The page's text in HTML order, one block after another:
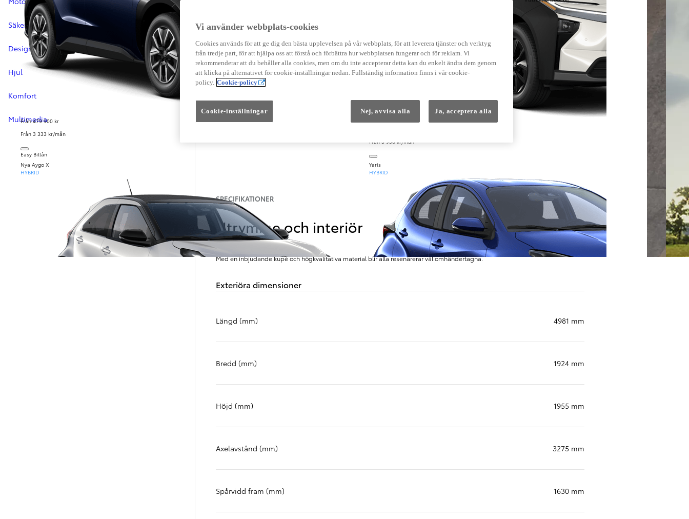
Från 479 900 kr
Från 3 333 kr/mån
Easy Billån
Från 3 958 kr/mån
Nya Aygo X
HYBRID
Yaris
HYBRID
HYBRID
Säkerhet
Design
Hjul
Komfort
Multimedia
SPECIFIKATIONER
Utrymme och interiör
Med en inbjudande kupé och högkvalitativa material blir alla resenärerar väl omhändertagna.
Exteriöra dimensioner
Längd (mm) 4981 mm
Bredd (mm) 1924 mm
Höjd (mm) 1955 mm
Axelavstånd (mm) 3275 mm
Spårvidd fram (mm) 1630 mm
Vi använder webbplats-cookies
Cookies används för att ge dig den bästa upplevelsen på vår webbplats, för att leverera tjänster och verktyg
från tredje part, för att hjälpa oss att förstå och förbättra hur webbplatsen fungerar och för reklam. Vi
rekommenderar att du behåller alla cookies, men om du inte accepterar detta kan du enkelt ändra dem genom
att klicka på alternativet för cookie-inställningar nedan. Fullständig information finns i vår cookie-
policy. Cookie-policy
Cookie-inställningar Nej, avvisa alla Ja, acceptera alla